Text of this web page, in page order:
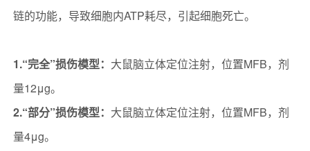
链的功能，导致细胞内ATP耗尽，引起细胞死亡。
1.“完全”损伤模型： 大鼠脑立体定位注射，位置MFB，剂
量12μg。
2.“部分”损伤模型： 大鼠脑立体定位注射，位置MFB，剂
量4μg。